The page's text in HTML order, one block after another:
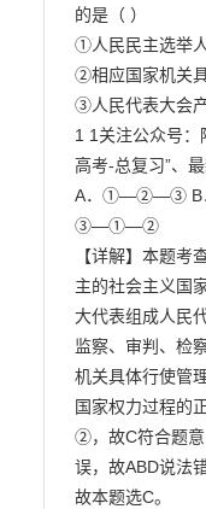
的是（ ）
①人民民主选举
②相应国家机关
③人民代表大会
1 1关注公众号：
高考-总复习”、
A．①—②—③ B
③—①—②
【详解】本题考
主的社会主义国
大代表组成人民
监察、审判、检
机关具体行使管
国家权力过程
②，故C符合题意
误，故ABD说法错
故本题选C。